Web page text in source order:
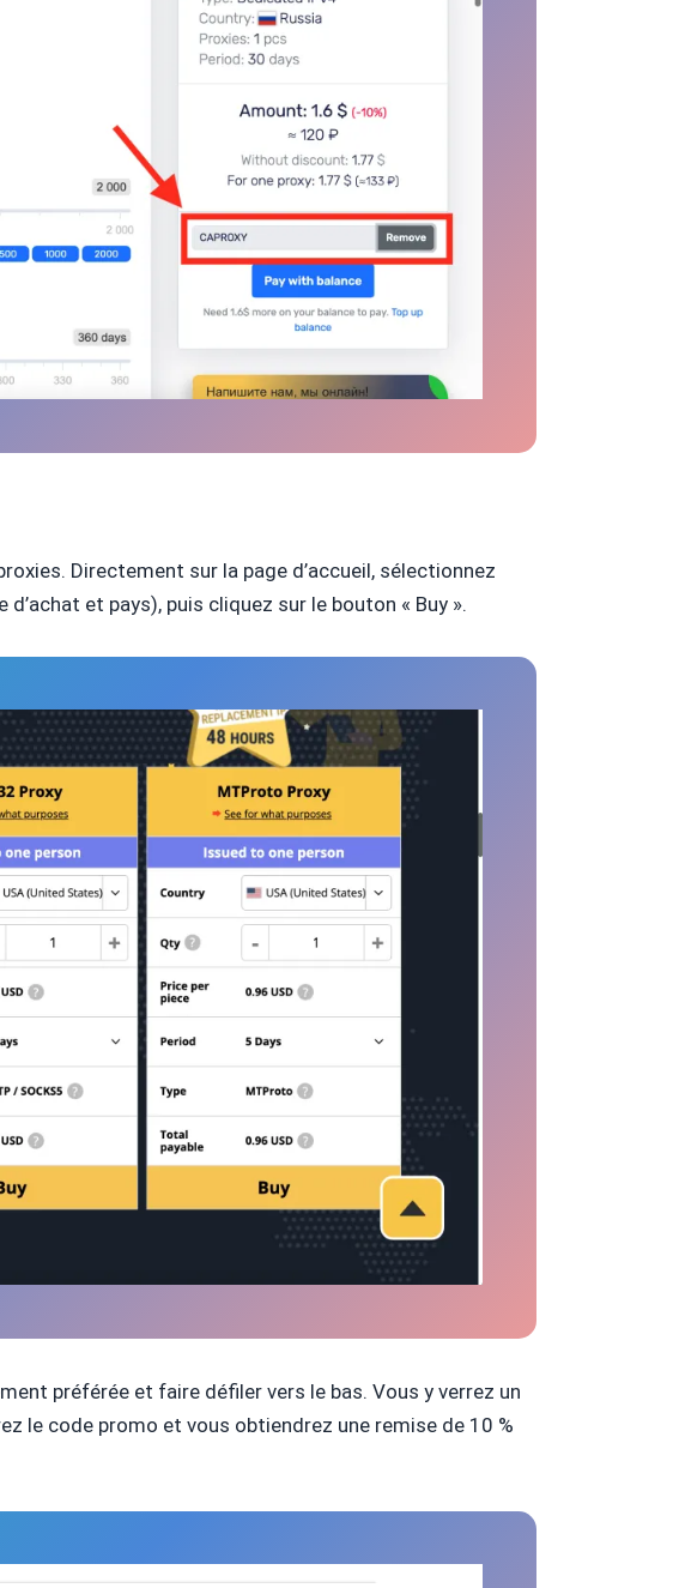
Directement sur la page d’accueil, sélectionnez
et pays), puis cliquez sur le bouton « Buy ».
préférée et faire défiler vers le bas. Vous y verrez un
le code promo et vous obtiendrez une remise de 10 %